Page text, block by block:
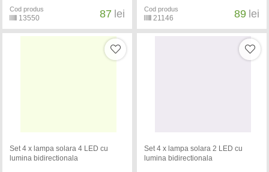
Cod produs
13550 87 lei Cod produs
21146 89 lei
Set 4 x lampa solara 4 LED cu
lumina bidirectionala
Set 4 x lampa solara 2 LED cu
lumina bidirectionala